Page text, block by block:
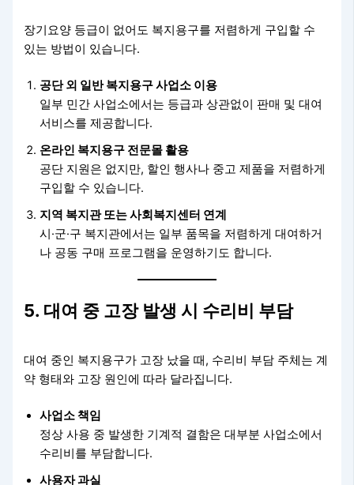
장기요양 등급이 없어도 복지용구를 저렴하게 구입할 수
있는 방법이 있습니다.
공단 외 일반 복지용구 사업소 이용
일부 민간 사업소에서는 등급과 상관없이 판매 및 대여
서비스를 제공합니다.
온라인 복지용구 전문몰 활용
공단 지원은 없지만, 할인 행사나 중고 제품을 저렴하게
구입할 수 있습니다.
지역 복지관 또는 사회복지센터 연계
시·군·구 복지관에서는 일부 품목을 저렴하게 대여하거
나 공동 구매 프로그램을 운영하기도 합니다.
5. 대여 중 고장 발생 시 수리비 부담
대여 중인 복지용구가 고장 났을 때, 수리비 부담 주체는 계
약 형태와 고장 원인에 따라 달라집니다.
사업소 책임
정상 사용 중 발생한 기계적 결함은 대부분 사업소에서
수리비를 부담합니다.
사용자 과실